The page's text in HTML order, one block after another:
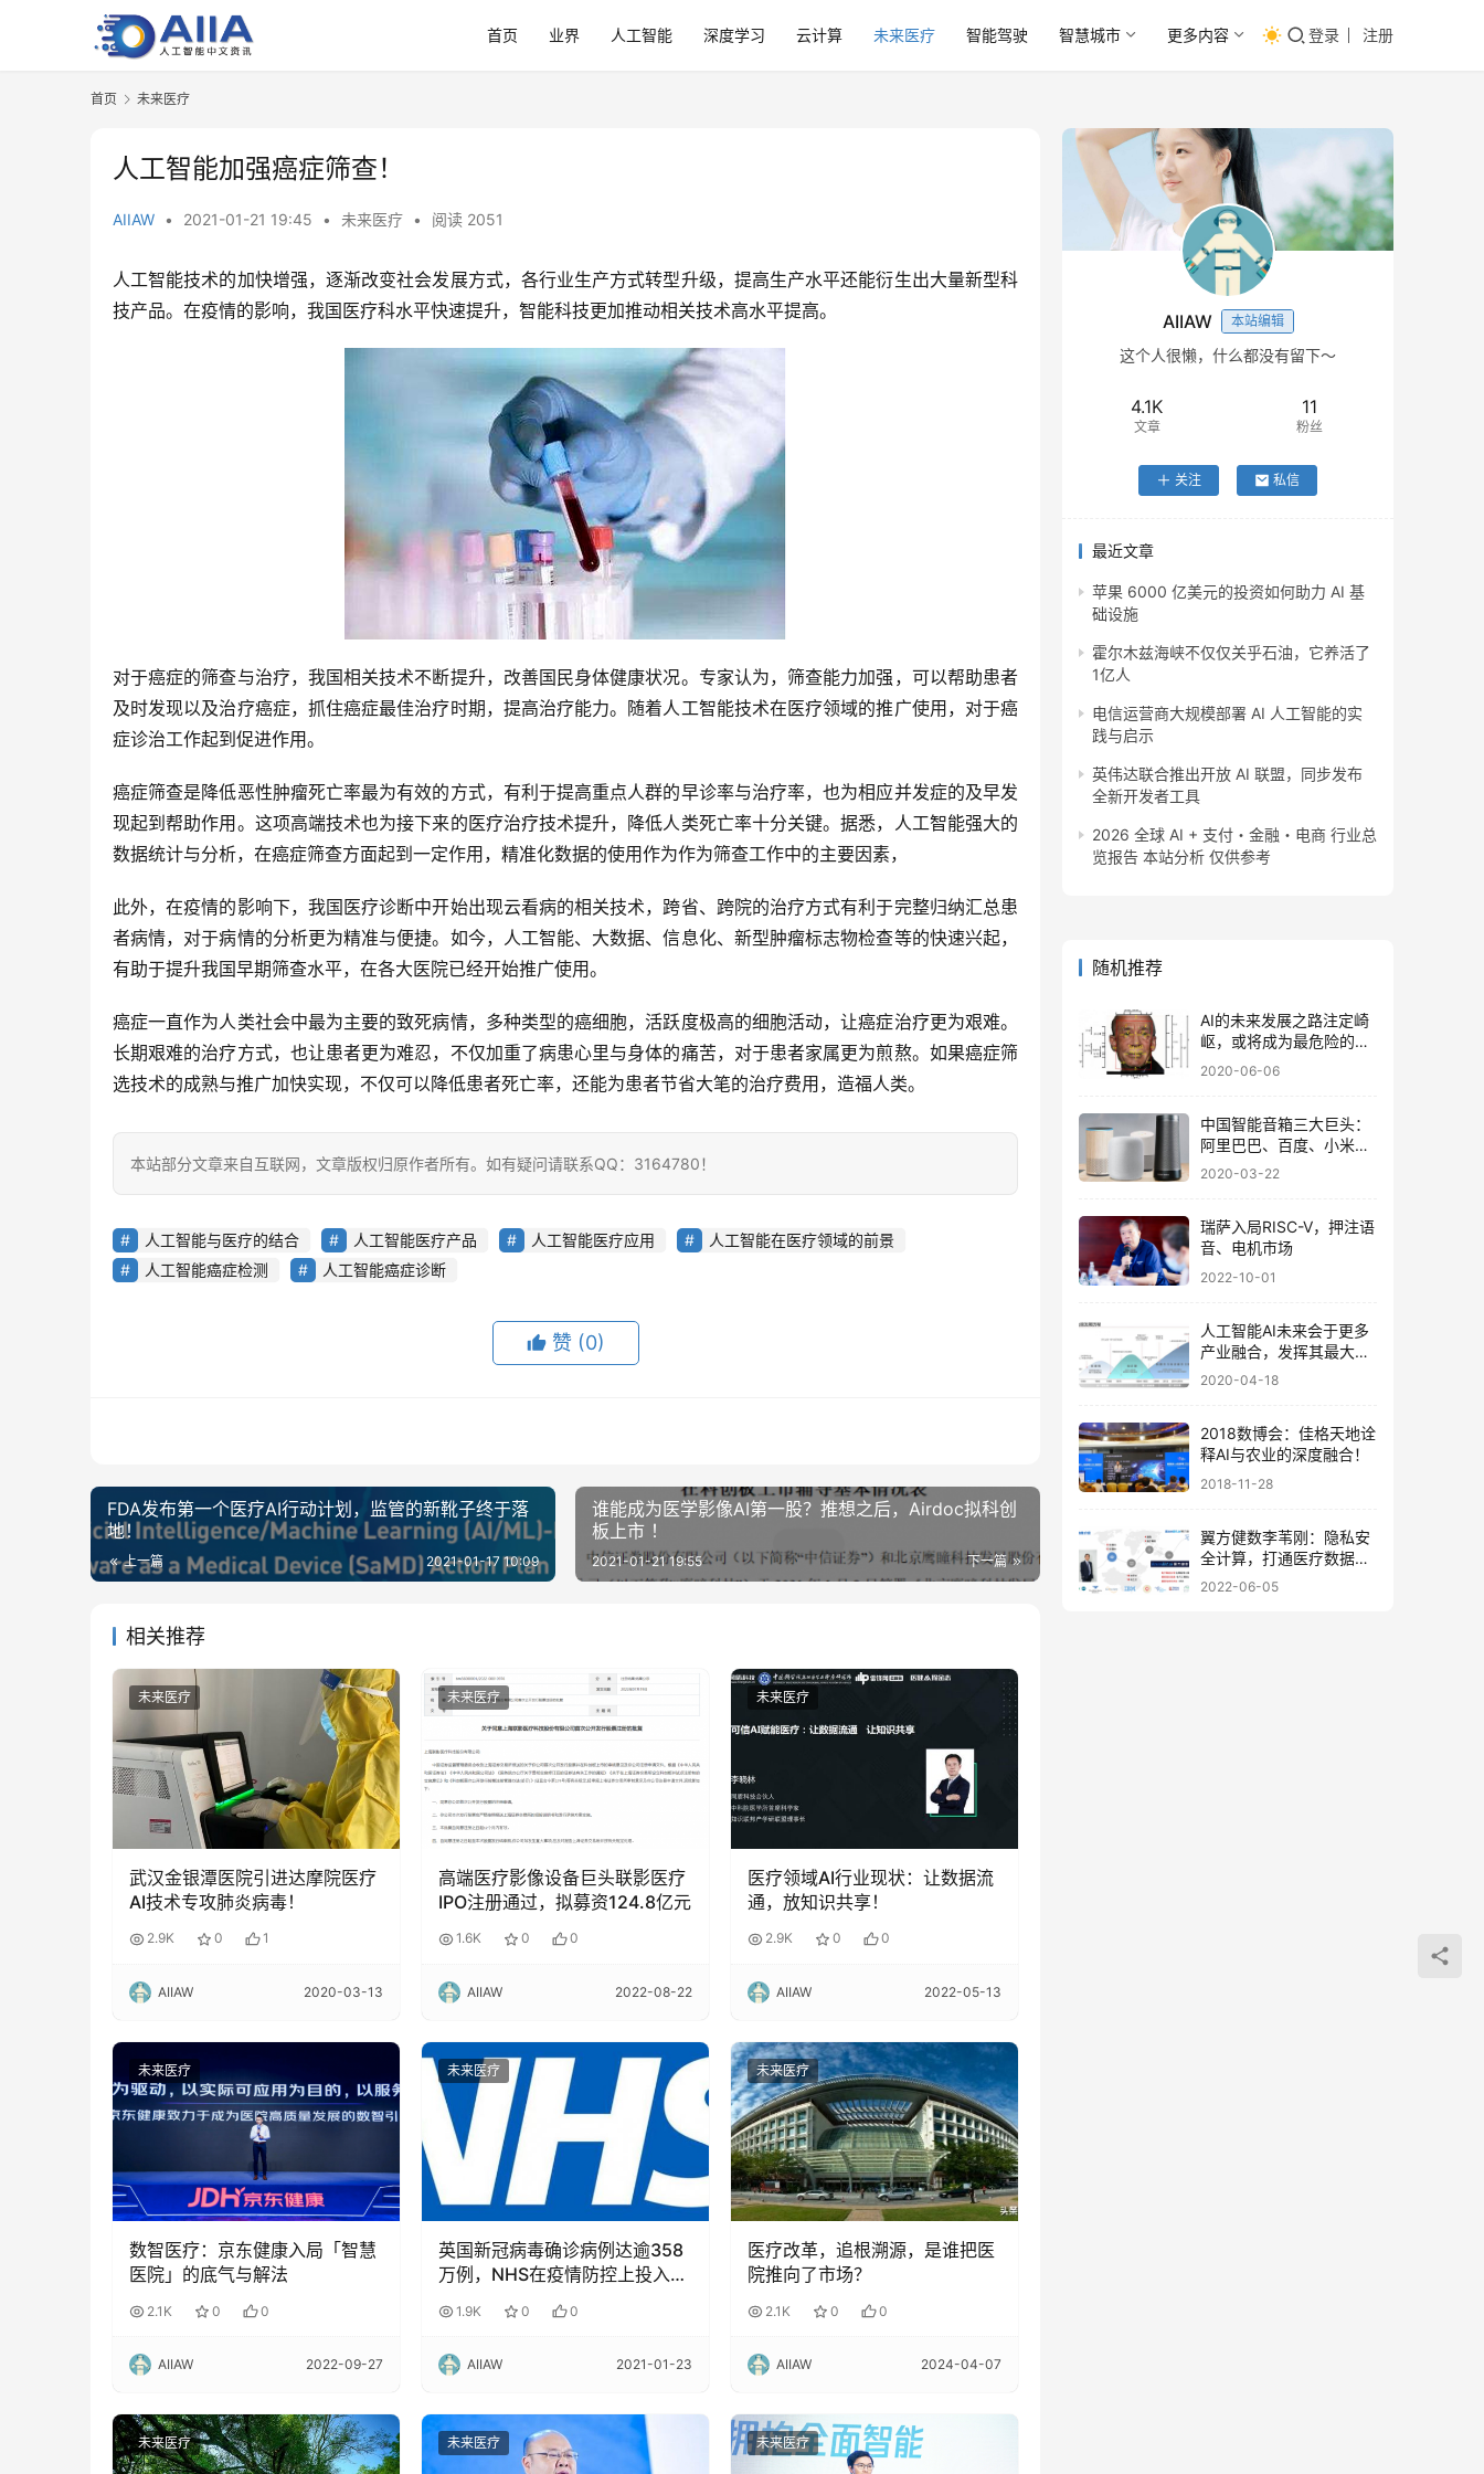
首页 业界 人工智能 深度学习 云计算 未来医疗 智能驾驶 智慧城市 更多内容 登录 注册
首页 未来医疗
人工智能加强癌症筛查！
AIIAW • 2021-01-21 19:45 • 未来医疗 • 阅读 2051
人工智能技术的加快增强，逐渐改变社会发展方式，各行业生产方式转型升级，提高生产水平还能衍生出大量新型科
技产品。在疫情的影响，我国医疗科水平快速提升，智能科技更加推动相关技术高水平提高。
对于癌症的筛查与治疗，我国相关技术不断提升，改善国民身体健康状况。专家认为，筛查能力加强，可以帮助患者
及时发现以及治疗癌症，抓住癌症最佳治疗时期，提高治疗能力。随着人工智能技术在医疗领域的推广使用，对于癌
症诊治工作起到促进作用。
癌症筛查是降低恶性肿瘤死亡率最为有效的方式，有利于提高重点人群的早诊率与治疗率，也为相应并发症的及早发
现起到帮助作用。这项高端技术也为接下来的医疗治疗技术提升，降低人类死亡率十分关键。据悉，人工智能强大的
数据统计与分析，在癌症筛查方面起到一定作用，精准化数据的使用作为作为筛查工作中的主要因素，
此外，在疫情的影响下，我国医疗诊断中开始出现云看病的相关技术，跨省、跨院的治疗方式有利于完整归纳汇总患
者病情，对于病情的分析更为精准与便捷。如今，人工智能、大数据、信息化、新型肿瘤标志物检查等的快速兴起，
有助于提升我国早期筛查水平，在各大医院已经开始推广使用。
癌症一直作为人类社会中最为主要的致死病情，多种类型的癌细胞，活跃度极高的细胞活动，让癌症治疗更为艰难。
长期艰难的治疗方式，也让患者更为难忍，不仅加重了病患心里与身体的痛苦，对于患者家属更为煎熬。如果癌症筛
选技术的成熟与推广加快实现，不仅可以降低患者死亡率，还能为患者节省大笔的治疗费用，造福人类。
本站部分文章来自互联网，文章版权归原作者所有。如有疑问请联系QQ：3164780！
人工智能与医疗的结合 人工智能医疗产品 人工智能医疗应用
人工智能在医疗领域的前景
人工智能癌症检测
人工智能癌症诊断
赞 (0)
FDA发布第一个医疗AI行动计划，监管的新靴子终于落
地！
上一篇 2021-01-17 10:09
谁能成为医学影像AI第一股？推想之后，Airdoc拟科创
板上市 ！
下一篇
2021-01-21 19:55
相关推荐
未来医疗
武汉金银潭医院引进达摩院医疗
AI技术专攻肺炎病毒！
2.9K 0 1
AIIAW 2020-03-13
未来医疗
高端医疗影像设备巨头联影医疗
IPO注册通过，拟募资124.8亿元
1.6K 0 0
AIIAW 2022-08-22
未来医疗
医疗领域AI行业现状：让数据流
通，放知识共享！
2.9K 0 0
AIIAW 2022-05-13
未来医疗
数智医疗：京东健康入局「智慧
医院」的底气与解法
2.1K 0 0
AIIAW 2022-09-27
未来医疗
英国新冠病毒确诊病例达逾358
万例，NHS在疫情防控上投入了
更多科技的力量！
1.9K 0 0
AIIAW 2021-01-23
未来医疗
医疗改革，追根溯源，是谁把医
院推向了市场？
2.1K 0 0
AIIAW 2024-04-07
未来医疗 未来医疗 未来医疗
AIIAW 本站编辑
这个人很懒，什么都没有留下～
4.1K
文章
11
粉丝
关注 私信
最近文章
苹果 6000 亿美元的投资如何助力 AI 基
础设施
霍尔木兹海峡不仅仅关乎石油，它养活了
1亿人
电信运营商大规模部署 AI 人工智能的实
践与启示
英伟达联合推出开放 AI 联盟，同步发布
全新开发者工具
2026 全球 AI + 支付・金融・电商 行业总
览报告 本站分析 仅供参考
随机推荐
AI的未来发展之路注定崎
岖，或将成为最危险的技
术！
2020-06-06
中国智能音箱三大巨头：
阿里巴巴、百度、小米销
量过千万！
2020-03-22
瑞萨入局RISC-V，押注语
音、电机市场
2022-10-01
人工智能AI未来会于更多
产业融合，发挥其最大价
值！
2020-04-18
2018数博会：佳格天地诠
释AI与农业的深度融合！
2018-11-28
翼方健数李苇刚：隐私安
全计算，打通医疗数据
「价值流通」的屏障
2022-06-05